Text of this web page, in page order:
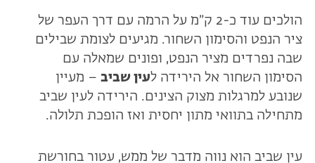
הולכים עוד כ-2 ק״מ על הרמה עם דרך העפר של
ציר הנפט והסימון השחור. מגיעים לצומת שבילים
שבה נפרדים מציר הנפט, ופונים שמאלה עם
הסימון השחור אל הירידה לעין שביב – מעיין
שנובע למרגלות מצוק הצינים. הירידה לעין שביב
מתחילה בתוואי מתון יחסית ואז הופכת תלולה.
עין שביב הוא נווה מדבר של ממש, עטור בחורשת